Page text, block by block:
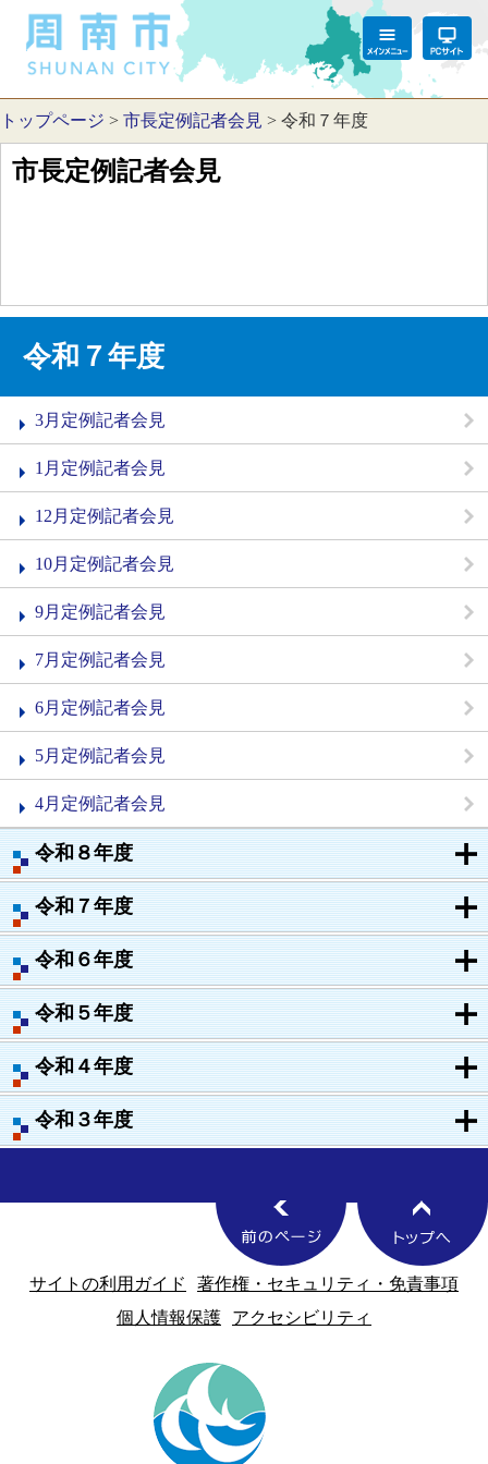
トップページ > 市長定例記者会見 > 令和７年度
市長定例記者会見
令和８年度
令和７年度
令和６年度
令和５年度
令和４年度
令和３年度
令和７年度
3月定例記者会見
1月定例記者会見
12月定例記者会見
10月定例記者会見
9月定例記者会見
7月定例記者会見
6月定例記者会見
5月定例記者会見
4月定例記者会見
サイトの利用ガイド
著作権・セキュリティ・免責事項
個人情報保護
アクセシビリティ